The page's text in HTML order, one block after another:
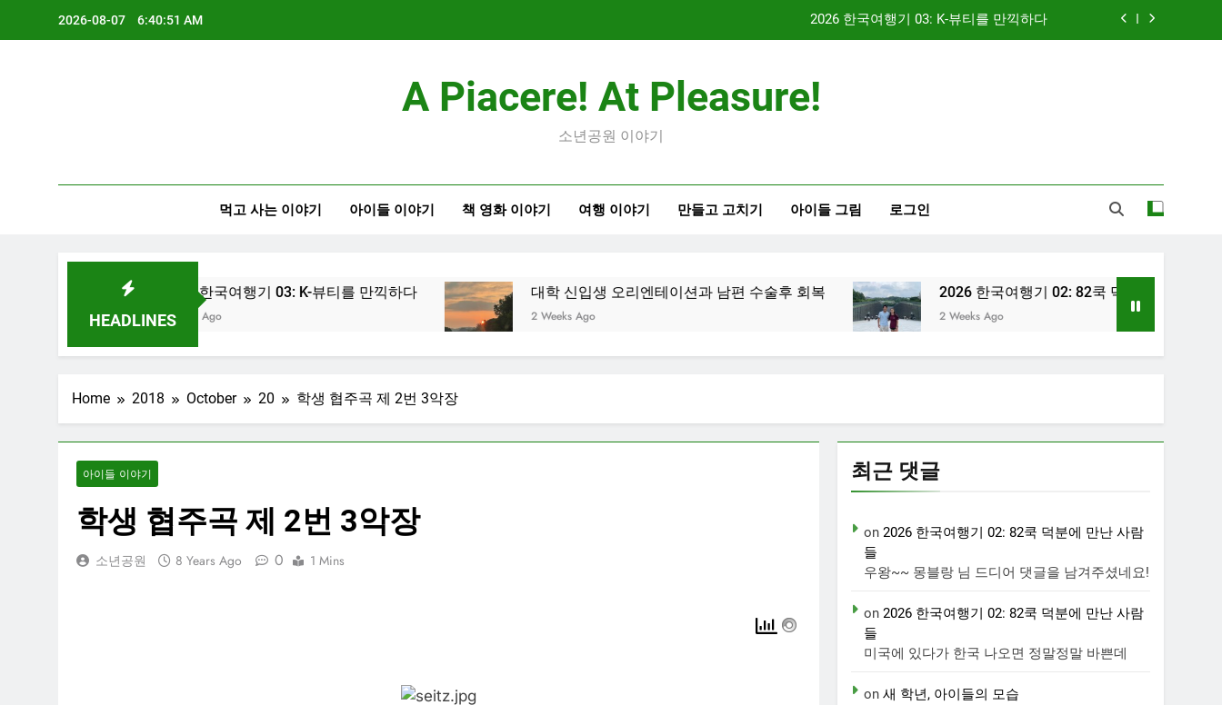
2026-08-07 6:40:52 AM
대학 신입생 오리엔테이션과 남편 수술후 회복
2026 한국여행기 02: 82쿡 덕분에 만난 사람들
대학 신입생 오리엔테이션과 남편 수술후 회복
A Piacere! At Pleasure!
소년공원 이야기
먹고 사는 이야기 아이들 이야기 책 영화 이야기 여행 이야기 만들고 고치기 아이들 그림 로그인
HEADLINES
2026 한국여행기 03: K-뷰티를 만끽하다
1 Week Ago
대학 신입생 오리엔테이션과 남편 수술후 회복
2 Weeks Ago
2026 한국여행기 02: 82쿡 덕분에 만난 사람들
2 Weeks Ago
Home 2018 October 20 학생 협주곡 제 2번 3악장
아이들 이야기
학생 협주곡 제 2번 3악장
소년공원 8 Years Ago 0 1 Mins
최근 댓글
on 2026 한국여행기 02: 82쿡 덕분에 만난 사람
들
우왕~~ 몽블랑 님 드디어 댓글을 남겨주셨네요!
on 2026 한국여행기 02: 82쿡 덕분에 만난 사람
들
미국에 있다가 한국 나오면 정말정말 바쁜데
on 새 학년, 아이들의 모습